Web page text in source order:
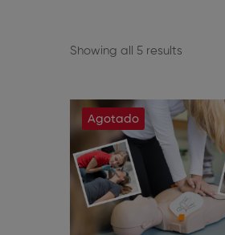
Showing all 5 results
Agotado